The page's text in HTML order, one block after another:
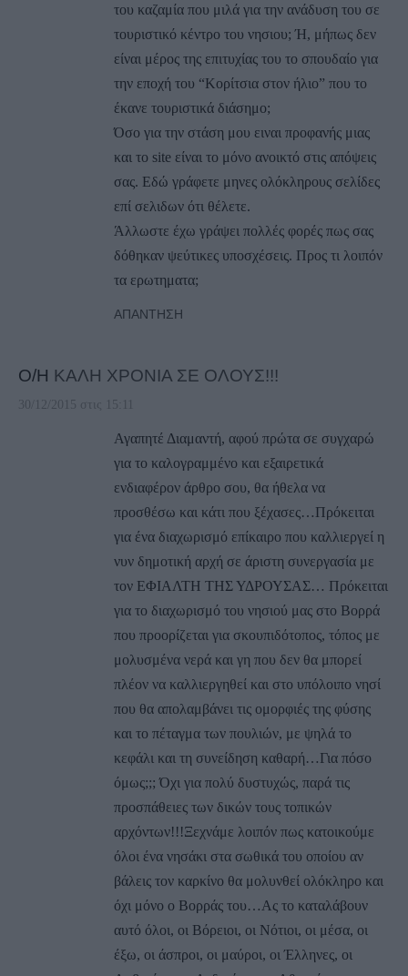
του καζαμία που μιλά για την ανάδυση του σε
τουριστικό κέντρο του νησιου; Ή, μήπως δεν
είναι μέρος της επιτυχίας του το σπουδαίο για
την εποχή του “Κορίτσια στον ήλιο” που το
έκανε τουριστικά διάσημο;
Όσο για την στάση μου ειναι προφανής μιας
και το site είναι το μόνο ανοικτό στις απόψεις
σας. Εδώ γράφετε μηνες ολόκληρους σελίδες
επί σελιδων ότι θέλετε.
Άλλωστε έχω γράψει πολλές φορές πως σας
δόθηκαν ψεύτικες υποσχέσεις. Προς τι λοιπόν
τα ερωτηματα;
ΑΠΆΝΤΗΣΗ
Ο/Η ΚΑΛΗ ΧΡΟΝΙΑ ΣΕ ΟΛΟΥΣ!!!
30/12/2015 στις 15:11
Αγαπητέ Διαμαντή, αφού πρώτα σε συγχαρώ
για το καλογραμμένο και εξαιρετικά
ενδιαφέρον άρθρο σου, θα ήθελα να
προσθέσω και κάτι που ξέχασες…Πρόκειται
για ένα διαχωρισμό επίκαιρο που καλλιεργεί η
νυν δημοτική αρχή σε άριστη συνεργασία με
τον ΕΦΙΑΛΤΗ ΤΗΣ ΥΔΡΟΥΣΑΣ… Πρόκειται
για το διαχωρισμό του νησιού μας στο Βορρά
που προορίζεται για σκουπιδότοπος, τόπος με
μολυσμένα νερά και γη που δεν θα μπορεί
πλέον να καλλιεργηθεί και στο υπόλοιπο νησί
που θα απολαμβάνει τις ομορφιές της φύσης
και το πέταγμα των πουλιών, με ψηλά το
κεφάλι και τη συνείδηση καθαρή…Για πόσο
όμως;;; Όχι για πολύ δυστυχώς, παρά τις
προσπάθειες των δικών τους τοπικών
αρχόντων!!!Ξεχνάμε λοιπόν πως κατοικούμε
όλοι ένα νησάκι στα σωθικά του οποίου αν
βάλεις τον καρκίνο θα μολυνθεί ολόκληρο και
όχι μόνο ο Βορράς του…Ας το καταλάβουν
αυτό όλοι, οι Βόρειοι, οι Νότιοι, οι μέσα, οι
έξω, οι άσπροι, οι μαύροι, οι Έλληνες, οι